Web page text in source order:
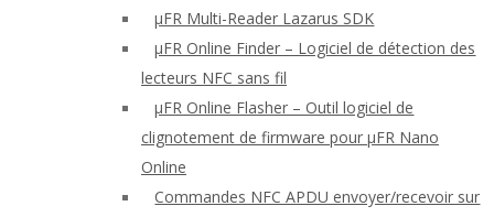
μFR Multi-Reader Lazarus SDK
μFR Online Finder – Logiciel de détection des
lecteurs NFC sans fil
μFR Online Flasher – Outil logiciel de
clignotement de firmware pour μFR Nano
Online
Commandes NFC APDU envoyer/recevoir sur